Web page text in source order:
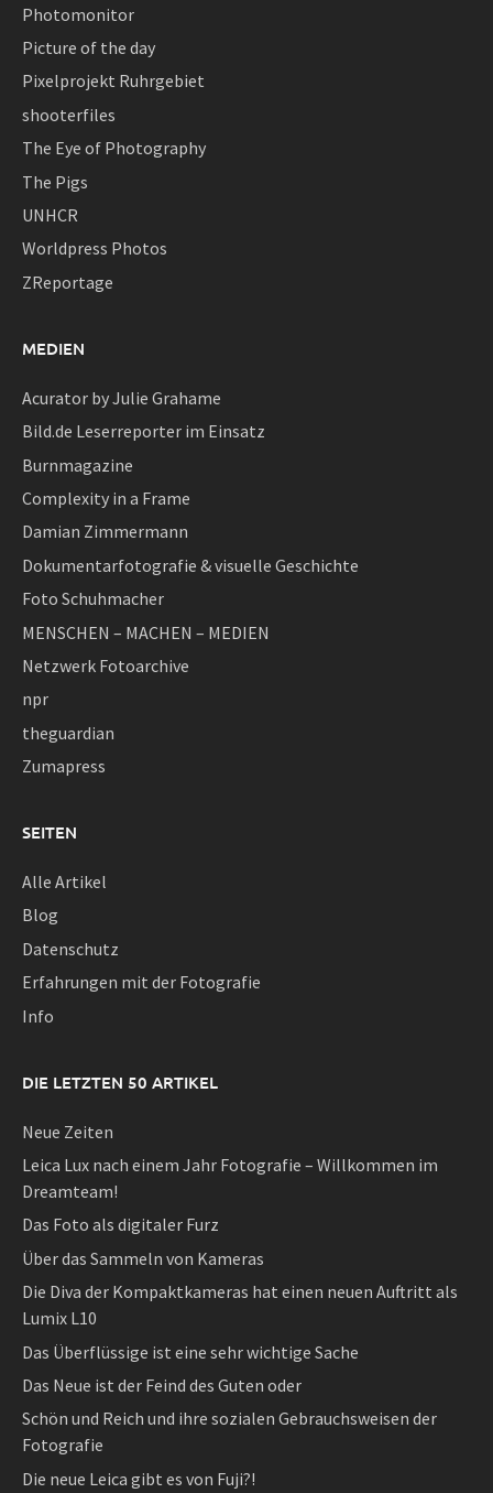
Photomonitor
Picture of the day
Pixelprojekt Ruhrgebiet
shooterfiles
The Eye of Photography
The Pigs
UNHCR
Worldpress Photos
ZReportage
MEDIEN
Acurator by Julie Grahame
Bild.de Leserreporter im Einsatz
Burnmagazine
Complexity in a Frame
Damian Zimmermann
Dokumentarfotografie & visuelle Geschichte
Foto Schuhmacher
MENSCHEN – MACHEN – MEDIEN
Netzwerk Fotoarchive
npr
theguardian
Zumapress
SEITEN
Alle Artikel
Blog
Datenschutz
Erfahrungen mit der Fotografie
Info
DIE LETZTEN 50 ARTIKEL
Neue Zeiten
Leica Lux nach einem Jahr Fotografie – Willkommen im
Dreamteam!
Das Foto als digitaler Furz
Über das Sammeln von Kameras
Die Diva der Kompaktkameras hat einen neuen Auftritt als
Lumix L10
Das Überflüssige ist eine sehr wichtige Sache
Das Neue ist der Feind des Guten oder
Schön und Reich und ihre sozialen Gebrauchsweisen der
Fotografie
Die neue Leica gibt es von Fuji?!